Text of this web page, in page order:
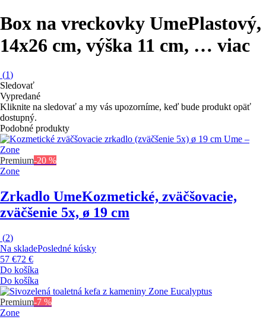
Box na vreckovky UmePlastový,
14x26 cm, výška 11 cm, … viac
(1)
Sledovať
Vypredané
Kliknite na sledovať a my vás upozorníme, keď bude produkt opäť
dostupný.
Podobné produkty
Premium-20 %
Zone
Zrkadlo UmeKozmetické, zväčšovacie,
zväčšenie 5x, ø 19 cm
(2)
Na skladePosledné kúsky
57 €72 €
Do košíka
Do košíka
Premium-7 %
Zone